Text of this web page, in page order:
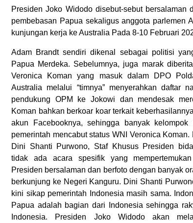
Presiden Joko Widodo disebut-sebut bersalaman
pembebasan Papua sekaligus anggota parlemen
kunjungan kerja ke Australia Pada 8-10 Februari
Adam Brandt sendiri dikenal sebagai politisi
Papua Merdeka. Sebelumnya, juga marak
Veronica Koman yang masuk dalam DPO
Australia melalui “timnya” menyerahkan daftar
pendukung OPM ke Jokowi dan mendesak
Koman bahkan berkoar koar terkait
akun Facebooknya, sehingga banyak kelompok
pemerintah mencabut status WNI Veronica
Dini Shanti Purwono, Staf Khusus Presiden
tidak ada acara spesifik yang
Presiden bersalaman dan berfoto dengan banyak
berkunjung ke Negeri Kanguru. Dini Shanti
kini sikap pemerintah Indonesia masih sama.
Papua adalah bagian dari Indonesia sehingga
Indonesia. Presiden Joko Widodo akan